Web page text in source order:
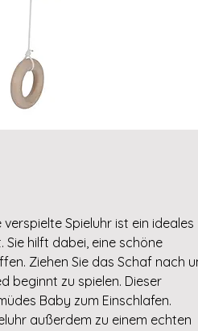
verspielte Spieluhr ist ein ideales
hilft dabei, eine schöne
Ziehen Sie das Schaf nach
beginnt zu spielen. Dieser
Baby zum Einschlafen.
außerdem zu einem echten